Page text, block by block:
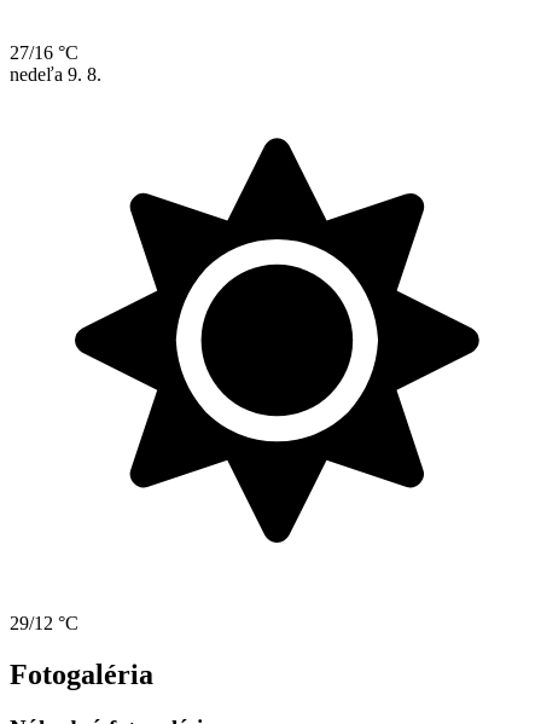
27/16 °C
nedeľa 9. 8.
29/12 °C
Fotogaléria